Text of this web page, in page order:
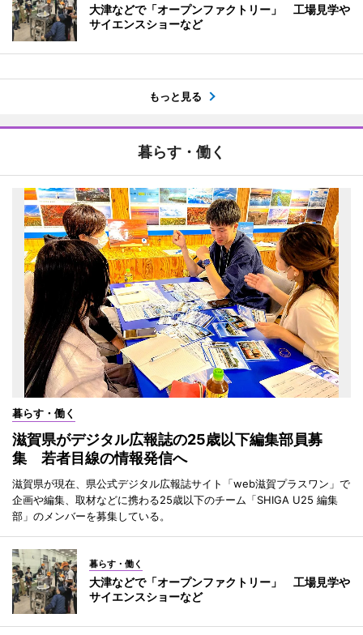
大津などで「オープンファクトリー」 工場見学や
サイエンスショーなど
もっと見る
暮らす・働く
暮らす・働く
滋賀県がデジタル広報誌の25歳以下編集部員募
集 若者目線の情報発信へ
滋賀県が現在、県公式デジタル広報誌サイト「web滋賀プラスワン」で
企画や編集、取材などに携わる25歳以下のチーム「SHIGA U25 編集
部」のメンバーを募集している。
暮らす・働く
大津などで「オープンファクトリー」 工場見学や
サイエンスショーなど